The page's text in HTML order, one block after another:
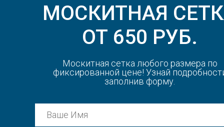
МОСКИТНАЯ
ОТ 650 РУБ.
Москитная сетка любого размера по
фиксированной цене! Узнай
заполнив форму.